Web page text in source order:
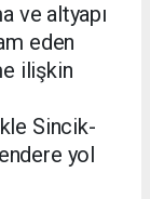
ve altyapı
eden
ilişkin
Sincik-
yol